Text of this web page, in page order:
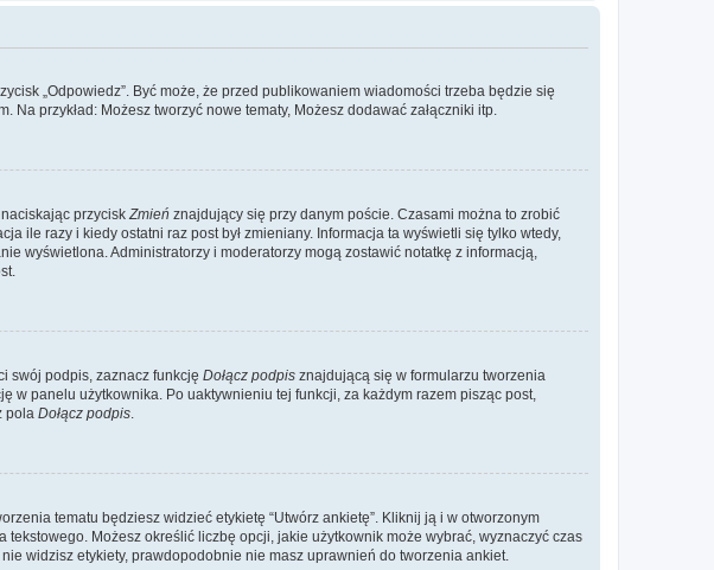
„Odpowiedz”. Być może, że przed publikowaniem wiadomości trzeba będzie się
przykład: Możesz tworzyć nowe tematy, Możesz dodawać załączniki itp.
przycisk Zmień znajdujący się przy danym poście. Czasami można to zrobić
ile razy i kiedy ostatni raz post był zmieniany. Informacja ta wyświetli się tylko wtedy,
wyświetlona. Administratorzy i moderatorzy mogą zostawić notatkę z informacją,
swój podpis, zaznacz funkcję Dołącz podpis znajdującą się w formularzu tworzenia
panelu użytkownika. Po uaktywnieniu tej funkcji, za każdym razem pisząc post,
pola Dołącz podpis
tematu będziesz widzieć etykietę “Utwórz ankietę”. Kliknij ją i w otworzonym
Możesz określić liczbę opcji, jakie użytkownik może wybrać, wyznaczyć czas
widzisz etykiety, prawdopodobnie nie masz uprawnień do tworzenia ankiet.